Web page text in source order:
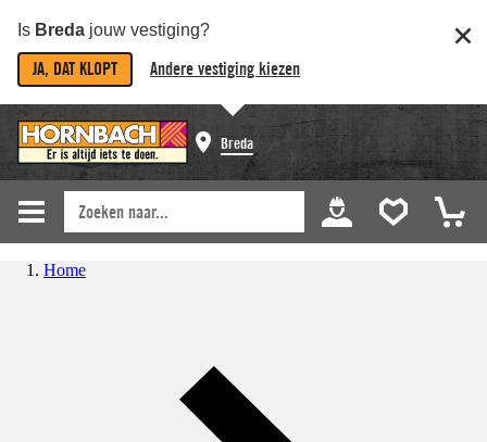
Is Breda jouw vestiging?
JA, DAT KLOPT Andere vestiging kiezen
Breda
Home